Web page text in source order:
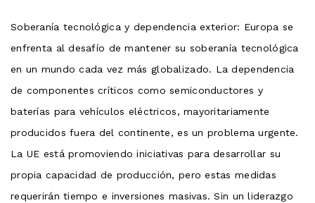
Soberanía tecnológica y dependencia exterior: Europa se
enfrenta al desafío de mantener su soberanía tecnológica
en un mundo cada vez más globalizado. La dependencia
de componentes críticos como semiconductores y
baterías para vehículos eléctricos, mayoritariamente
producidos fuera del continente, es un problema urgente.
La UE está promoviendo iniciativas para desarrollar su
propia capacidad de producción, pero estas medidas
requerirán tiempo e inversiones masivas. Sin un liderazgo